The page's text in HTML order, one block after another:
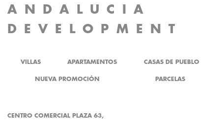
ANDALUCIA
DEVELOPMENT
VILLAS APARTAMENTOS CASAS DE PUEBLO
NUEVA PROMOCIÓN PARCELAS
CENTRO COMERCIAL PLAZA 63,